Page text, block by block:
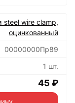
wire clamp,
оцинкованный
00000000Пр89
1 шт.
45 ₽